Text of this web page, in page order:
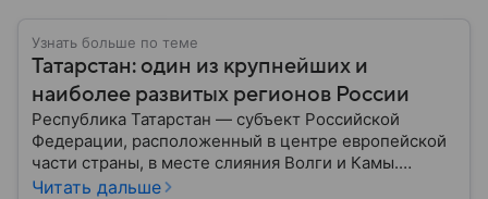
Узнать больше по теме
Татарстан: один из крупнейших и
наиболее развитых регионов России
Республика Татарстан — субъект Российской
Федерации, расположенный в центре европейской
части страны, в месте слияния Волги и Камы.
Регион считается одним из ведущих
Читать дальше